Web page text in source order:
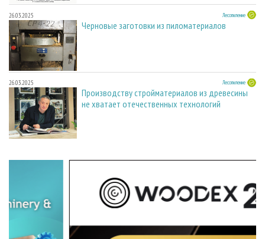
26.03.2025 Лесопиление
Черновые заготовки из пиломатериалов
26.03.2025 Лесопиление
Производству стройматериалов из древесины
не хватает отечественных технологий